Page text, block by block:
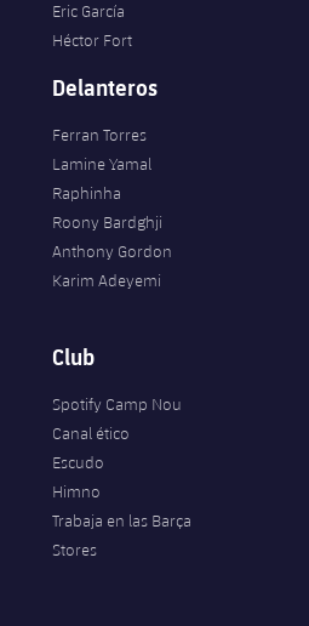
Eric García
Héctor Fort
Delanteros
Ferran Torres
Lamine Yamal
Raphinha
Roony Bardghji
Anthony Gordon
Karim Adeyemi
Club
Spotify Camp Nou
Canal ético
Escudo
Himno
Trabaja en las Barça
Stores